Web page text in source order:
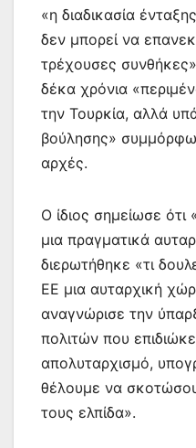
«η διαδικασία
δεν μπορεί να
τρέχουσες
δέκα χρόνια
την Τουρκία, αλλά
βούλησης»
αρχές.
Ο ίδιος σημείωσε ότι
μια πραγματικά
διερωτήθηκε «τι
ΕΕ μια αυταρχική
αναγνώρισε την
πολιτών που
απολυταρχισμό,
θέλουμε να
τους ελπίδα».